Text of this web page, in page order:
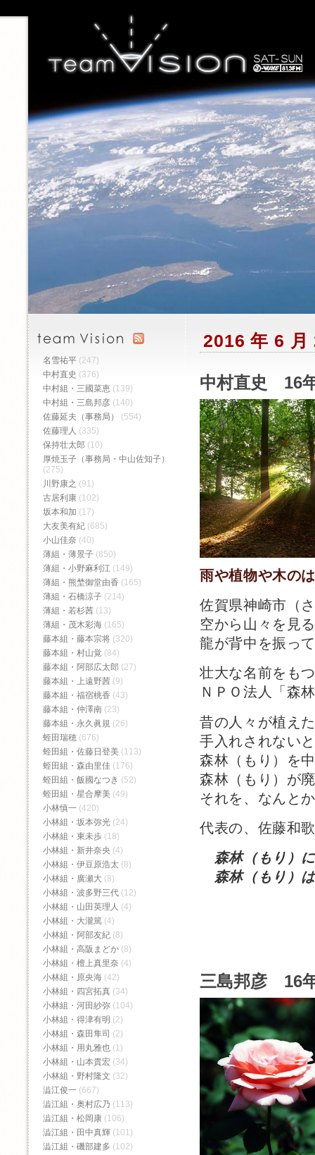
2016 年 6 月
中村直史 16
雨や植物や木の
佐賀県神崎市（
空から山々を見
龍が背中を振っ
壮大な名前をも
ＮＰＯ法人「森
昔の人々が植え
手入れされない
森林（もり）を
森林（もり）が
それを、なんと
代表の、佐藤和
森林（もり）
森林（もり）
三島邦彦 16
名雪祐平 (247)
中村直史 (376)
中村組・三國菜恵 (139)
中村組・三島邦彦 (140)
佐藤延夫（事務局）
(554)
佐藤理人 (335)
保持壮太郎 (10)
厚焼玉子（事務局・中山佐知子）
(275)
川野康之 (91)
古居利康 (102)
坂本和加 (17)
大友美有紀 (685)
小山佳奈 (40)
薄組・薄景子 (850)
薄組・小野麻利江 (149)
薄組・熊埜御堂由香 (165)
薄組・石橋涼子 (214)
薄組・若杉茜 (13)
薄組・茂木彩海 (165)
藤本組・藤本宗将 (320)
藤本組・村山覚 (84)
藤本組・阿部広太郎 (27)
藤本組・上遠野茜 (9)
藤本組・福宿桃香‬ (43)
藤本組・仲澤南 (23)
藤本組・永久眞規 (26)
蛭田瑞穂 (676)
蛭田組・佐藤日登美 (113)
蛭田組・森由里佳 (176)
蛭田組・飯國なつき (52)
蛭田組・星合摩美 (49)
小林慎一 (420)
小林組・坂本弥光 (24)
小林組・東未歩 (18)
小林組・新井奈央 (4)
小林組・伊豆原浩太 (8)
小林組・廣瀬大 (8)
小林組・波多野三代 (12)
小林組・山田英理人 (4)
小林組・大瀧篤 (4)
小林組・阿部友紀 (8)
小林組・高阪まどか (8)
小林組・檀上真里奈 (4)
小林組・原央海 (42)
小林組・四宮拓真 (34)
小林組・河田紗弥 (104)
小林組・得津有明 (2)
小林組・森田隼司 (2)
小林組・用丸雅也 (1)
小林組・山本貴宏 (34)
小林組・野村隆文 (32)
澁江俊一 (667)
澁江組・奥村広乃 (113)
澁江組・松岡康 (106)
澁江組・田中真輝 (101)
澁江組・磯部建多 (102)